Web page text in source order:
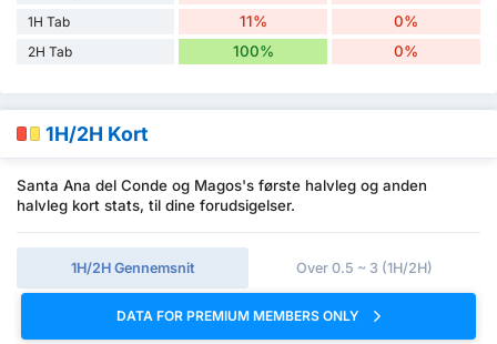
1H Tab 11% 0%
2H Tab 100% 0%
1H/2H Kort
Santa Ana del Conde og Magos's første halvleg og anden
halvleg kort stats, til dine forudsigelser.
1H/2H Gennemsnit Over 0.5 ~ 3 (1H/2H)
DATA FOR PREMIUM MEMBERS ONLY